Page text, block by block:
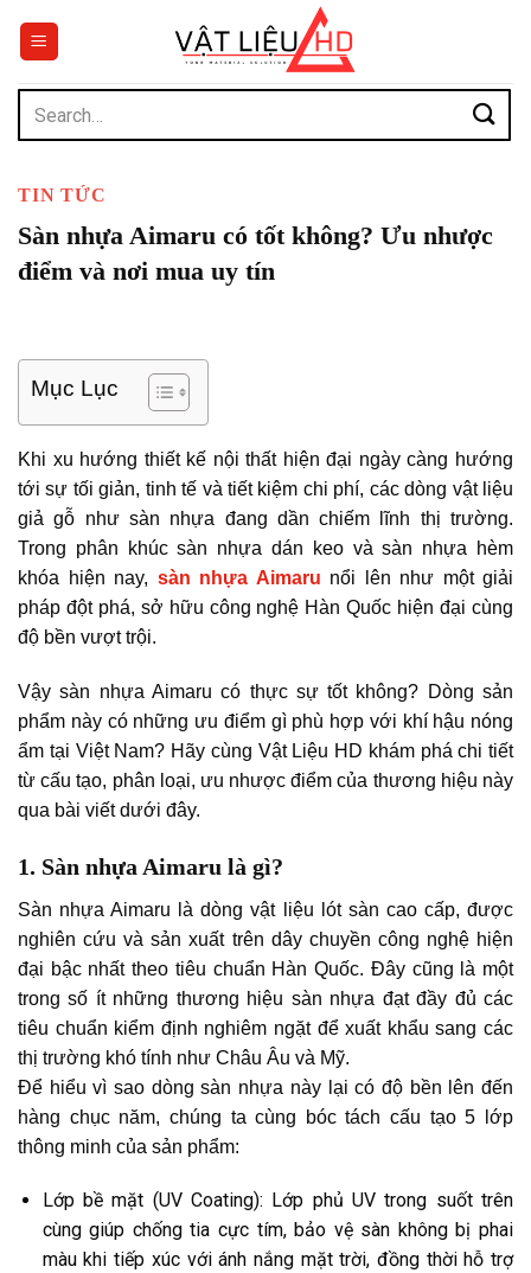
dung
for:
TIN TỨC
Sàn nhựa Aimaru có tốt không? Ưu nhược
điểm và nơi mua uy tín
Mục Lục
Khi xu hướng thiết kế nội thất hiện đại ngày càng hướng
tới sự tối giản, tinh tế và tiết kiệm chi phí, các dòng vật liệu
giả gỗ như sàn nhựa đang dần chiếm lĩnh thị trường.
Trong phân khúc sàn nhựa dán keo và sàn nhựa hèm
khóa hiện nay, sàn nhựa Aimaru nổi lên như một giải
pháp đột phá, sở hữu công nghệ Hàn Quốc hiện đại cùng
độ bền vượt trội.
Vậy sàn nhựa Aimaru có thực sự tốt không? Dòng sản
phẩm này có những ưu điểm gì phù hợp với khí hậu nóng
ẩm tại Việt Nam? Hãy cùng Vật Liệu HD khám phá chi tiết
từ cấu tạo, phân loại, ưu nhược điểm của thương hiệu này
qua bài viết dưới đây.
1. Sàn nhựa Aimaru là gì?
Sàn nhựa Aimaru là dòng vật liệu lót sàn cao cấp, được
nghiên cứu và sản xuất trên dây chuyền công nghệ hiện
đại bậc nhất theo tiêu chuẩn Hàn Quốc. Đây cũng là một
trong số ít những thương hiệu sàn nhựa đạt đầy đủ các
tiêu chuẩn kiểm định nghiêm ngặt để xuất khẩu sang các
thị trường khó tính như Châu Âu và Mỹ.
Để hiểu vì sao dòng sàn nhựa này lại có độ bền lên đến
hàng chục năm, chúng ta cùng bóc tách cấu tạo 5 lớp
thông minh của sản phẩm:
Lớp bề mặt (UV Coating): Lớp phủ UV trong suốt trên
cùng giúp chống tia cực tím, bảo vệ sàn không bị phai
màu khi tiếp xúc với ánh nắng mặt trời, đồng thời hỗ trợ